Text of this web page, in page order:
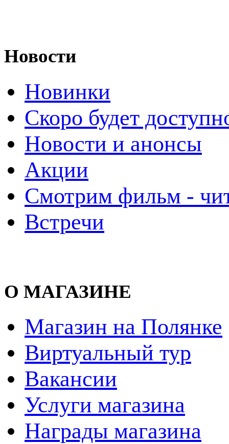
Новости
Новинки
Скоро будет
Новости и анонсы
Акции
Смотрим фильм -
Встречи
О МАГАЗИНЕ
Магазин на Полянке
Виртуальный тур
Вакансии
Услуги магазина
Награды магазина